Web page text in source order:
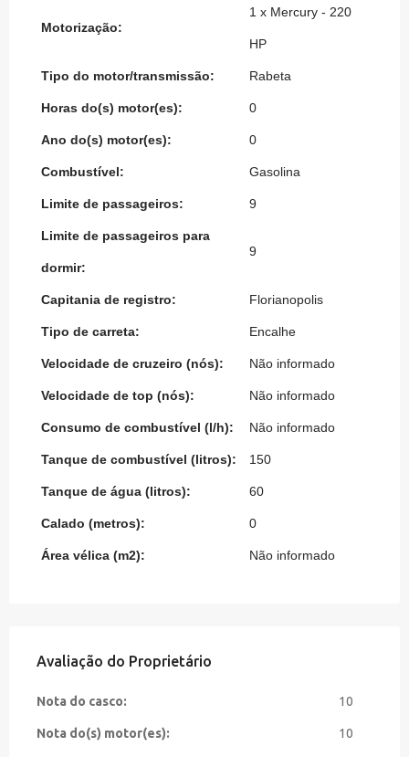
Motorização:
1 x Mercury - 220
HP
Tipo do motor/transmissão: Rabeta
Horas do(s) motor(es): 0
Ano do(s) motor(es): 0
Combustível: Gasolina
Limite de passageiros: 9
Limite de passageiros para
dormir:
9
Capitania de registro: Florianopolis
Tipo de carreta: Encalhe
Velocidade de cruzeiro (nós): Não informado
Velocidade de top (nós): Não informado
Consumo de combustível (l/h): Não informado
Tanque de combustível (litros): 150
Tanque de água (litros): 60
Calado (metros): 0
Área vélica (m2): Não informado
Avaliação do Proprietário
Nota do casco: 10
Nota do(s) motor(es): 10